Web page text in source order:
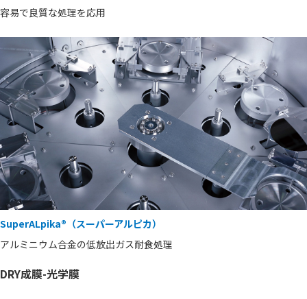
容易で良質な処理を応用
SuperALpika®（スーパーアルピカ）
アルミニウム合金の低放出ガス耐食処理
DRY成膜-光学膜